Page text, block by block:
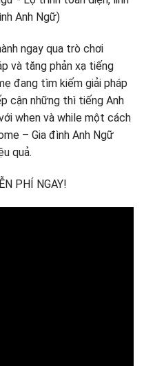
ngay qua trò chơi
và tăng phản xạ tiếng
đang tìm kiếm giải pháp
cận những thì tiếng Anh
when và while một cách
– Gia đình Anh Ngữ
quả.
PHÍ NGAY!